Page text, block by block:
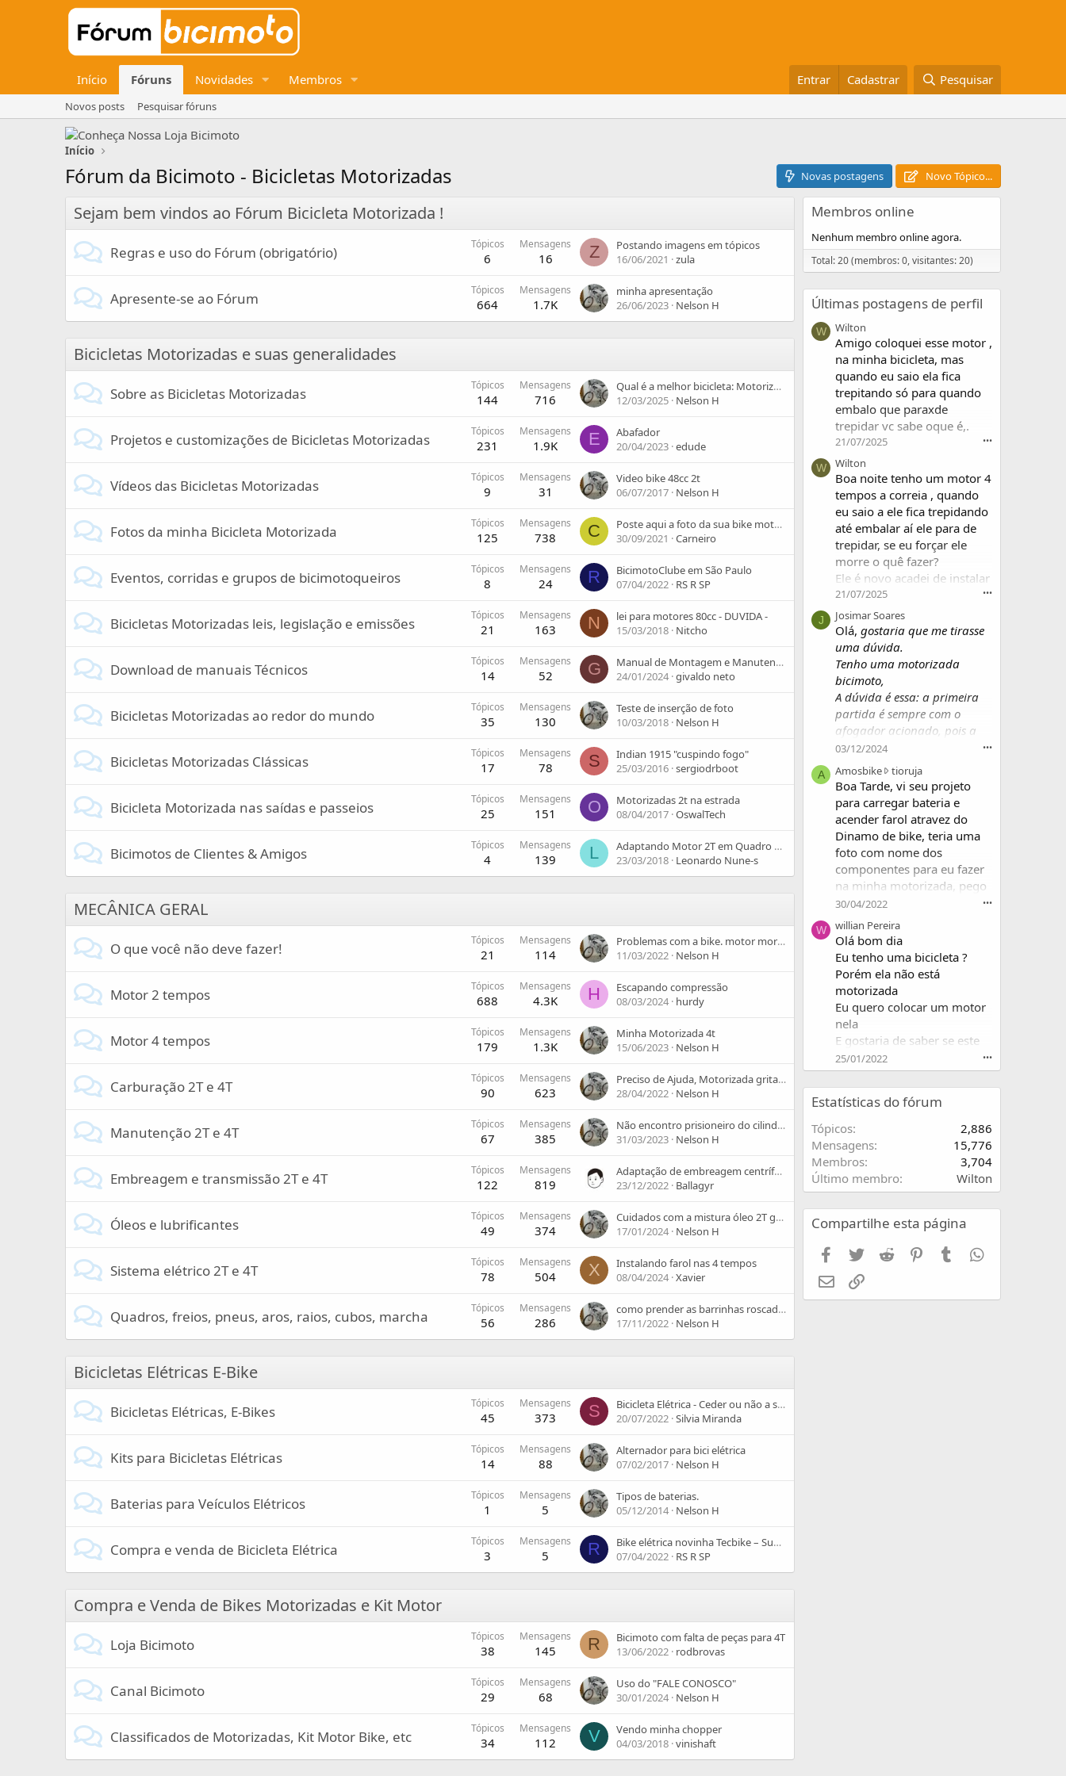
Início Fóruns Novidades Membros Entrar Cadastrar Pesquisar
Novos posts Pesquisar fóruns
Início
Fórum da Bicimoto - Bicicletas Motorizadas Novas postagens Novo Tópico...
Sejam bem vindos ao Fórum Bicicleta Motorizada !
Regras e uso do Fórum (obrigatório) Tópicos
6
Mensagens
16 Z
Postando imagens em tópicos
16/06/2021
zula
Apresente-se ao Fórum Tópicos
664
Mensagens
1.7K
minha apresentação
26/06/2023 Nelson H
Bicicletas Motorizadas e suas generalidades
Sobre as Bicicletas Motorizadas Tópicos
144
Mensagens
716
Qual é a melhor bicicleta: Motorizada 2t, motorizada 4t ou elétrica ?
12/03/2025 Nelson H
Projetos e customizações de Bicicletas Motorizadas Tópicos
231
Mensagens
1.9K E
Abafador
20/04/2023 edude
Vídeos das Bicicletas Motorizadas Tópicos
9
Mensagens
31
Video bike 48cc 2t
06/07/2017 Nelson H
Fotos da minha Bicicleta Motorizada Tópicos
125
Mensagens
738 C
Poste aqui a foto da sua bike motorizada para conhecer-mos
30/09/2021
Carneiro
Eventos, corridas e grupos de bicimotoqueiros Tópicos
8
Mensagens
24 R
BicimotoClube em São Paulo
07/04/2022 RS R SP
Bicicletas Motorizadas leis, legislação e emissões Tópicos
21
Mensagens
163 N
lei para motores 80cc - DUVIDA -
15/03/2018 Nitcho
Download de manuais Técnicos Tópicos
14
Mensagens
52 G
Manual de Montagem e Manutenção do Kit Motor 4 Tempos Bicimoto
24/01/2024 givaldo neto
Bicicletas Motorizadas ao redor do mundo Tópicos
35
Mensagens
130
Teste de inserção de foto
10/03/2018 Nelson H
Bicicletas Motorizadas Clássicas Tópicos
17
Mensagens
78 S
Indian 1915 "cuspindo fogo"
25/03/2016 sergiodrboot
Bicicleta Motorizada nas saídas e passeios Tópicos
25
Mensagens
151 O
Motorizadas 2t na estrada
08/04/2017 OswalTech
Bicimotos de Clientes & Amigos Tópicos
4
Mensagens
139 L
Adaptando Motor 2T em Quadro Caloi Aluminum com Peris "Gota"
23/03/2018 Leonardo Nune-s
MECÂNICA GERAL
O que você não deve fazer! Tópicos
21
Mensagens
114
Problemas com a bike. motor morrendo.
11/03/2022 Nelson H
Motor 2 tempos Tópicos
688
Mensagens
4.3K H
Escapando compressão
08/03/2024 hurdy
Motor 4 tempos Tópicos
179
Mensagens
1.3K
Minha Motorizada 4t
15/06/2023 Nelson H
Carburação 2T e 4T Tópicos
90
Mensagens
623
Preciso de Ajuda, Motorizada gritando ao acionar a embreagem!
28/04/2022 Nelson H
Manutenção 2T e 4T Tópicos
67
Mensagens
385
Não encontro prisioneiro do cilindro 80c
31/03/2023 Nelson H
Embreagem e transmissão 2T e 4T Tópicos
122
Mensagens
819
Adaptação de embreagem centrífuga
23/12/2022 Ballagyr
Óleos e lubrificantes Tópicos
49
Mensagens
374
Cuidados com a mistura óleo 2T gasolina
17/01/2024 Nelson H
Sistema elétrico 2T e 4T Tópicos
78
Mensagens
504 X
Instalando farol nas 4 tempos
08/04/2024 Xavier
Quadros, freios, pneus, aros, raios, cubos, marcha Tópicos
56
Mensagens
286
como prender as barrinhas roscadas no motor?
17/11/2022 Nelson H
Bicicletas Elétricas E-Bike
Bicicletas Elétricas, E-Bikes Tópicos
45
Mensagens
373 S
Bicicleta Elétrica - Ceder ou não a seus "encantos"?
20/07/2022 Silvia Miranda
Kits para Bicicletas Elétricas Tópicos
14
Mensagens
88
Alternador para bici elétrica
07/02/2017 Nelson H
Baterias para Veículos Elétricos Tópicos
1
Mensagens
5
Tipos de baterias.
05/12/2014 Nelson H
Compra e venda de Bicicleta Elétrica Tópicos
3
Mensagens
5 R
Bike elétrica novinha Tecbike – Super barato c/NF R$ 3.000
07/04/2022 RS R SP
Compra e Venda de Bikes Motorizadas e Kit Motor
Loja Bicimoto Tópicos
38
Mensagens
145 R
Bicimoto com falta de peças para 4T
13/06/2022 rodbrovas
Canal Bicimoto Tópicos
29
Mensagens
68
Uso do "FALE CONOSCO"
30/01/2024 Nelson H
Classificados de Motorizadas, Kit Motor Bike, etc Tópicos
34
Mensagens
112 V
Vendo minha chopper
04/03/2018 vinishaft
Membros online
Nenhum membro online agora.
Total: 20 (membros: 0, visitantes: 20)
Últimas postagens de perfil
W Wilton
Amigo coloquei esse motor ,
na minha bicicleta, mas
quando eu saio ela fica
trepitando só para quando
embalo que paraxde
trepidar vc sabe oque é,.
21/07/2025 •••
W Wilton
Boa noite tenho um motor 4
tempos a correia , quando
eu saio a ele fica trepidando
até embalar aí ele para de
trepidar, se eu forçar ele
morre o quê fazer?
Ele é novo acadei de instalar
21/07/2025 •••
J Josimar Soares
Olá, gostaria que me tirasse
uma dúvida.
Tenho uma motorizada
bicimoto,
A dúvida é essa: a primeira
partida é sempre com o
afogador acionado, pois a
minha bicicleta não liga o
motor dessa forma,só com
afogador desligado.
No manual recomenda-se a
primeira partida ser com
afogador ligado.
Não consigo ligar dessa
forma.
É defeito ou não?
03/12/2024 •••
A Amosbike tiorujaA
m
o
b
i
k
e
w
o
n
o
u
a
s
.
Boa Tarde, vi seu projeto
para carregar bateria e
acender farol atravez do
Dinamo de bike, teria uma
foto com nome dos
componentes para eu fazer
na minha motorizada, pego
muita estada a noite me
ajudaria muito, obrigado.
30/04/2022 •••
W willian Pereira
Olá bom dia
Eu tenho uma bicicleta ?
Porém ela não está
motorizada
Eu quero colocar um motor
nela
E gostaria de saber se este
motor serve para qualquer
tipo de bicicleta e qual os
preços
25/01/2022 •••
Estatísticas do fórum
Tópicos
2,886
Mensagens
15,776
Membros
3,704
Último membro
Wilton
Compartilhe esta página
Facebook
Twitter Reddit PinterestTumblr
E-mail